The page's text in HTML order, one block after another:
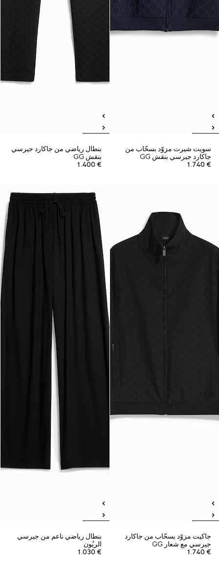
سويت شيرت مزوّد بسحّاب من
جاكارد جيرسي بنقش GG
€ 1.740
بنطال رياضي من جاكارد جيرسي
بنقش GG
€ 1.400
جاكيت مزوّد بسحّاب من جاكارد
جيرسي مع شعار GG
€ 1.740
بنطال رياضي ناعم من جيرسي
الريُون
€ 1.030